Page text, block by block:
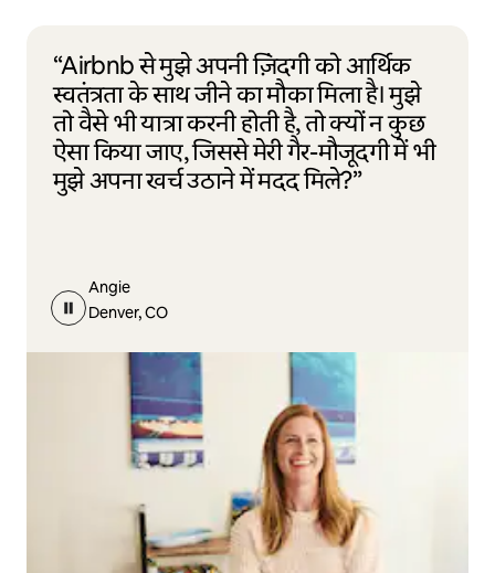
“Airbnb से मुझे अपनी ज़िंदगी को आर्थिक
स्वतंत्रता के साथ जीने का मौका मिला है। मुझे
तो वैसे भी यात्रा करनी होती है, तो क्यों न कुछ
ऐसा किया जाए, जिससे मेरी गैर-मौजूदगी में भी
मुझे अपना खर्च उठाने में मदद मिले?”
Angie
Denver, CO